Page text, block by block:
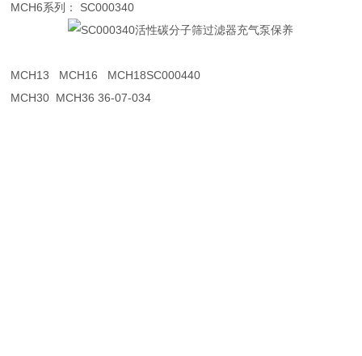
MCH6系列： SC000340
MCH13 MCH16 MCH18SC000440
MCH30 MCH36 36-07-034